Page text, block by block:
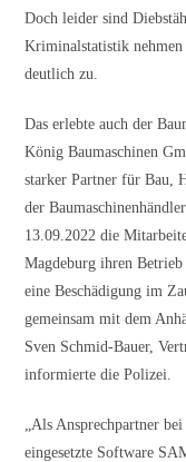
Doch leider sind
Kriminalstatistik nehmen
deutlich zu.
Das erlebte auch der
König Baumaschinen
starker Partner für Bau,
der
13.09.2022 die
Magdeburg ihren
eine Beschädigung im
gemeinsam mit dem
Sven Schmid-Bauer,
informierte die Polizei.
„Als Ansprechpartner
eingesetzte Software